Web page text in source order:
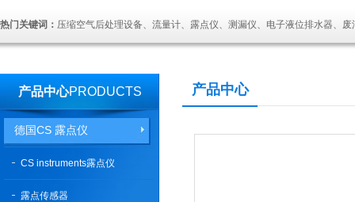
热门关键词： 压缩空气后处理设备、流量计、露点仪、测漏仪、电子液位排水器、
产品中心PRODUCTS
德国CS 露点仪
CS instruments露点仪
露点传感器
产品中心